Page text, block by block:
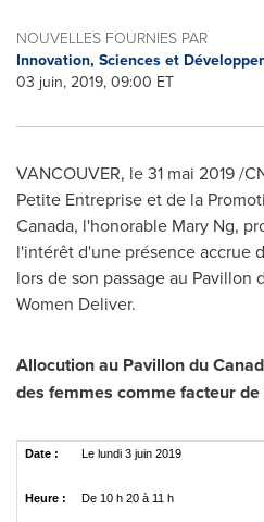
NOUVELLES FOURNIES PAR
Innovation, Sciences et
03 juin, 2019, 09:00 ET
VANCOUVER, le 31 mai 2019 /
Petite Entreprise et de la
Canada, l'honorable Mary Ng,
l'intérêt d'une présence accrue
lors de son passage au Pavillon
Women Deliver.
Allocution au Pavillon du
des femmes comme facteur
Date : Le lundi 3 juin 2019
Heure : De 10 h 20 à 11 h